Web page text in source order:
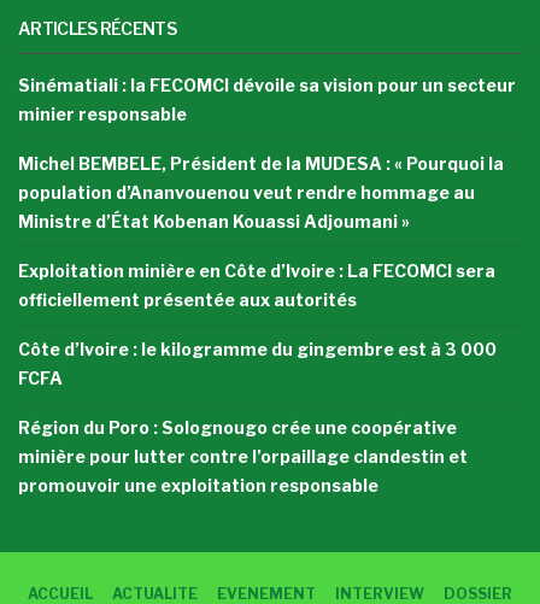
ARTICLES RÉCENTS
Sinématiali : la FECOMCI dévoile sa vision pour un secteur
minier responsable
Michel BEMBELE, Président de la MUDESA : « Pourquoi la
population d’Ananvouenou veut rendre hommage au
Ministre d’État Kobenan Kouassi Adjoumani »
Exploitation minière en Côte d’Ivoire : La FECOMCI sera
officiellement présentée aux autorités
Côte d’Ivoire : le kilogramme du gingembre est à 3 000
FCFA
Région du Poro : Solognougo crée une coopérative
minière pour lutter contre l’orpaillage clandestin et
promouvoir une exploitation responsable
ACCUEIL ACTUALITE EVENEMENT INTERVIEW DOSSIER